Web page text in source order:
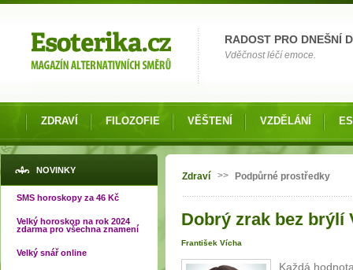
RADOST PRO DNEŠNÍ
Vděčnost léčí emoce.
ZDRAVÍ FILOZOFIE VĚŠTENÍ VZDĚLÁNÍ
NOVINKY
SMS horoskopy za 46 Kč
Velký horoskop na rok 2024
zdarma pro všechna znamení
Velký snář online
Jste zde
Zdraví >> Podpůrné prostředky
Dobrý zrak bez brýlí
František Vícha
Každá